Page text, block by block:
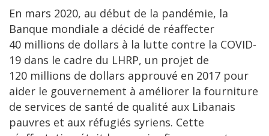
En mars 2020, au début de la pandémie, la
Banque mondiale a décidé de réaffecter
40 millions de dollars à la lutte contre la COVID-
19 dans le cadre du LHRP, un projet de
120 millions de dollars approuvé en 2017 pour
aider le gouvernement à améliorer la fourniture
de services de santé de qualité aux Libanais
pauvres et aux réfugiés syriens. Cette